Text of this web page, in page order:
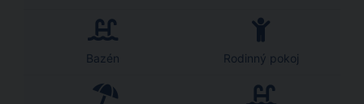
Bazén Rodinný pokoj